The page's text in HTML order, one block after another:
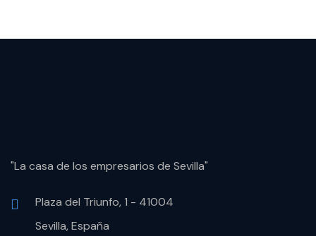
"La casa de los empresarios de Sevilla"
Plaza del Triunfo, 1 - 41004
Sevilla, España